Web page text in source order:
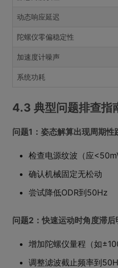
动态响应延迟
陀螺仪零偏稳定性
加速度计噪声
系统功耗
4.3 典型问题排查指
问题1：姿态解算出现周期性
检查电源纹波（应
确认机械固定无松动
尝试降低ODR到50Hz
问题2：快速运动时角度滞后
增加陀螺仪量程（如
调整滤波截止频率到